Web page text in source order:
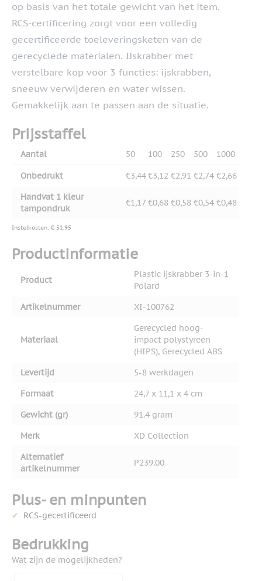
op basis van het totale gewicht van het item.
RCS-certificering zorgt voor een volledig
gecertificeerde toeleveringsketen van de
gerecyclede materialen. IJskrabber met
verstelbare kop voor 3 functies: ijskrabben,
sneeuw verwijderen en water wissen.
Gemakkelijk aan te passen aan de situatie.
Prijsstaffel
Aantal 50 100 250 500 1000
Onbedrukt €3,44€3,12 €2,91 €2,74 €2,66
Handvat 1 kleur
tampondruk
€1,17 €0,68 €0,58 €0,54 €0,48
Instelkosten: € 51,95
Productinformatie
Product
Plastic ijskrabber 3-in-1
Polard
Artikelnummer
XI-100762
Materiaal
Gerecycled hoog-
impact polystyreen
(HIPS), Gerecycled ABS
Levertijd
5-8 werkdagen
Formaat
24,7 x 11,1 x 4 cm
Gewicht (gr)
91.4 gram
Merk
XD Collection
Alternatief
artikelnummer
P239.00
Plus- en minpunten
RCS-gecertificeerd
Bedrukking
Wat zijn de mogelijkheden?